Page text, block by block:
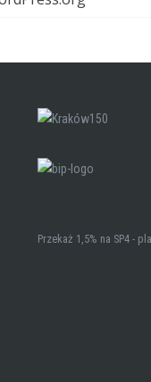
Przekaż 1,5% na SP4 -